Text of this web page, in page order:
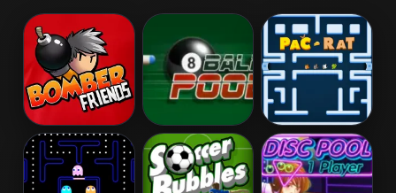
Bomber Friends 8 Ball Pool Pac Rat